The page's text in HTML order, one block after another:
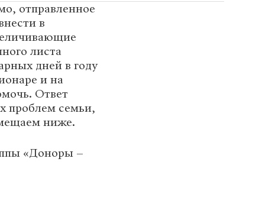
отправленное
в
листа
дней в году
и на
Ответ
проблем семьи,
ниже.
«Доноры –